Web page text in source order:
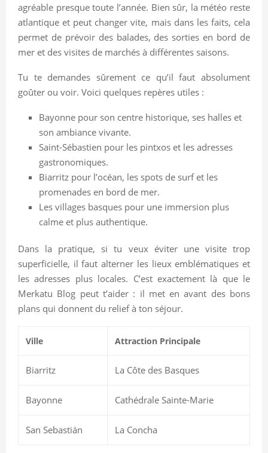
agréable presque toute l’année. Bien sûr, la météo reste
atlantique et peut changer vite, mais dans les faits, cela
permet de prévoir des balades, des sorties en bord de
mer et des visites de marchés à différentes saisons.
Tu te demandes sûrement ce qu’il faut absolument
goûter ou voir. Voici quelques repères utiles :
Bayonne pour son centre historique, ses halles et
son ambiance vivante.
Saint-Sébastien pour les pintxos et les adresses
gastronomiques.
Biarritz pour l’océan, les spots de surf et les
promenades en bord de mer.
Les villages basques pour une immersion plus
calme et plus authentique.
Dans la pratique, si tu veux éviter une visite trop
superficielle, il faut alterner les lieux emblématiques et
les adresses plus locales. C’est exactement là que le
Merkatu Blog peut t’aider : il met en avant des bons
plans qui donnent du relief à ton séjour.
Ville Attraction Principale
Biarritz La Côte des Basques
Bayonne Cathédrale Sainte-Marie
San Sebastián La Concha